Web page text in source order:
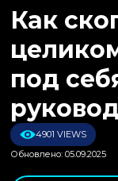
Как
под
4901 VIEWS
Обновлено: 05.09.2025